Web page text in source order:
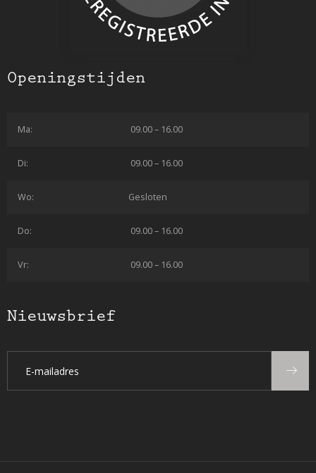
Openingstijden
Ma: 09.00 – 16.00
Di: 09.00 – 16.00
Wo: Gesloten
Do: 09.00 – 16.00
Vr: 09.00 – 16.00
Nieuwsbrief